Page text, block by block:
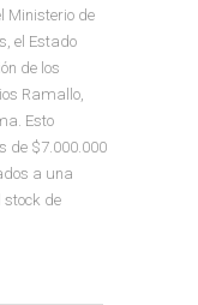
Ministerio de
el Estado
de los
Ramallo,
Esto
de $7.000.000
a una
de